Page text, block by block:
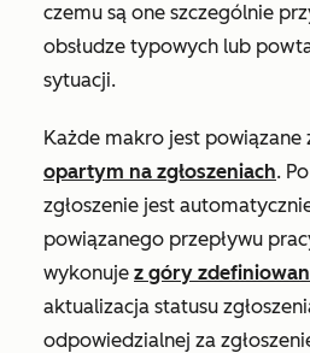
czemu są one szczególnie
obsłudze typowych lub
sytuacji.
Każde makro jest powiązane
opartym na zgłoszeniach.
zgłoszenie jest
powiązanego przepływu
wykonuje z góry
aktualizacja statusu
odpowiedzialnej za